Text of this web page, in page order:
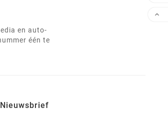
en auto-
één te
Nieuwsbrief
